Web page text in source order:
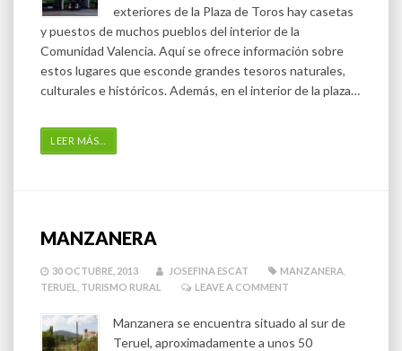
exteriores de la Plaza de Toros hay casetas
y puestos de muchos pueblos del interior de la
Comunidad Valencia. Aquí se ofrece información sobre
estos lugares que esconde grandes tesoros naturales,
culturales e históricos. Además, en el interior de la plaza…
LEER MÁS
MANZANERA
30 OCTUBRE, 2013 JOSEFINA ESCAT MANZANERA
TERUEL
TURISMO RURAL LEAVE A COMMENT
Manzanera se encuentra situado al sur de
Teruel, aproximadamente a unos 50